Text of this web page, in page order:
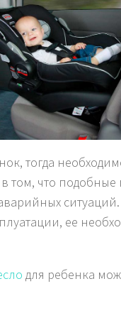
тогда
том, что
ее
для ребенка